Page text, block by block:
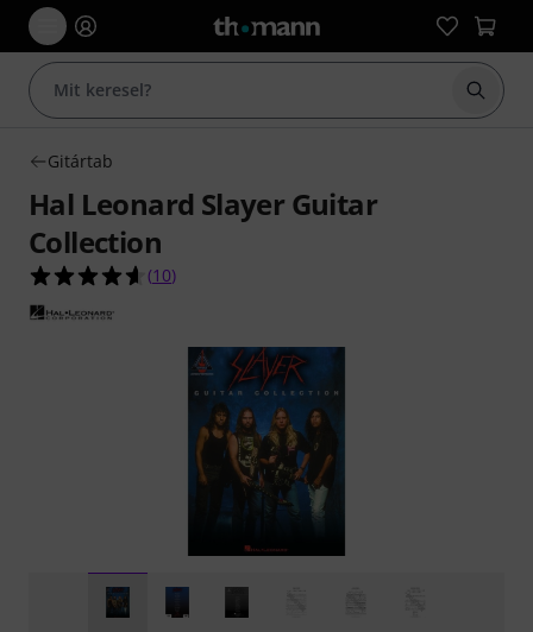
Gitártab
Hal Leonard Slayer Guitar
Collection
4.6/5 csillag, összesen 10 értékelés alapján
(10)